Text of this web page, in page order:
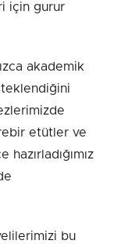
için gurur
akademik
etütler ve
bu